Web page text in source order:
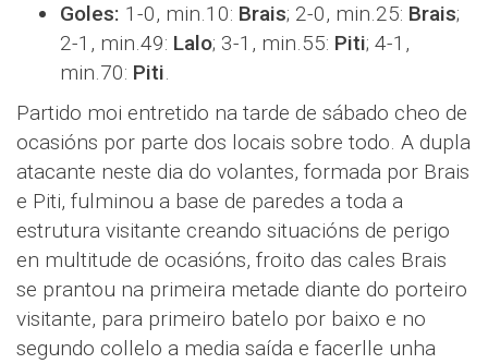
Goles: 1-0, min.10: Brais; 2-0, min.25: Brais;
2-1, min.49: Lalo; 3-1, min.55: Piti; 4-1,
min.70: Piti.
Partido moi entretido na tarde de sábado cheo de
ocasións por parte dos locais sobre todo. A dupla
atacante neste dia do volantes, formada por Brais
e Piti, fulminou a base de paredes a toda a
estrutura visitante creando situacións de perigo
en multitude de ocasións, froito das cales Brais
se prantou na primeira metade diante do porteiro
visitante, para primeiro batelo por baixo e no
segundo collelo a media saída e facerlle unha